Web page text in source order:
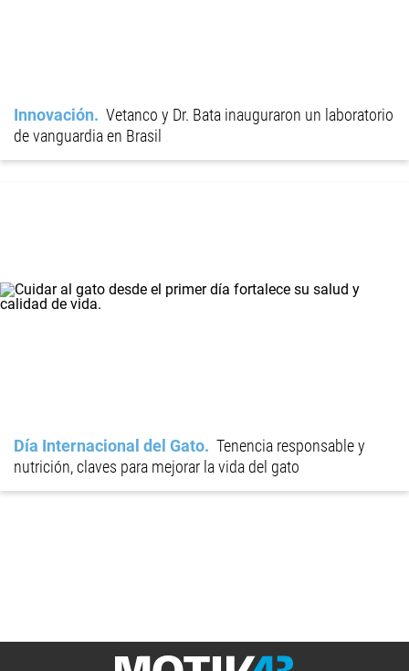
Innovación
Vetanco y Dr. Bata inauguraron un laboratorio
de vanguardia en Brasil
Día Internacional del Gato
Tenencia responsable y
nutrición, claves para mejorar la vida del gato